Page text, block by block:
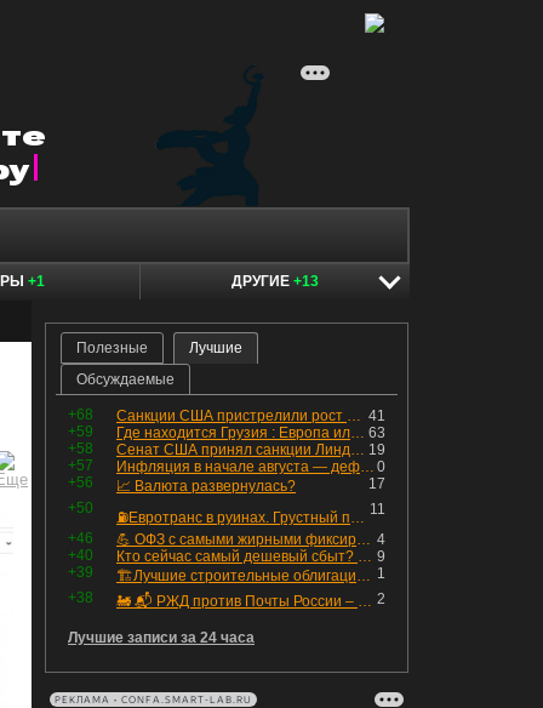
+1 ДРУГИЕ +13
Полезные
Лучшие
Обсуждаемые
+68 41
Санкции США пристрелили рост акций в России
+59
63
Где находится Грузия : Европа или Азия
+58
19
Сенат США принял санкции Линдси Грэма против России
+57
0
Инфляция в начале августа — дефляция из-за топлива и плодоовощной корзины, но услуги продолжают дорожать, а рубль начал ослабевать.
+56
17
📈 Валюта развернулась?
+50
11
⛽️Евротранс в руинах. Грустный пост😶😞 Что изменилось в облигациях?
+46
4
💪 ОФЗ с самыми жирными фиксированными купонами
+40
9
Кто сейчас самый дешевый сбыт? Сводный пост по сбытовым компаниям по отчетам РСБУ за Q2 26г.
+39
1
🏗Лучшие строительные облигации первого эшелона
+38
2
🚂 📬 РЖД против Почты России – Какие облигации выбрать?
Лучшие записи за 24 часа
РЕКЛАМА • CONFA.SMART-LAB.RU